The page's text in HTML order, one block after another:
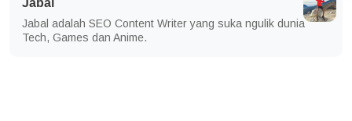
Jabal adalah SEO Content Writer yang suka ngulik dunia
Tech, Games dan Anime.